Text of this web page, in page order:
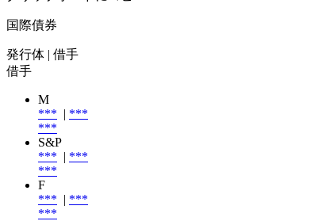
国際債券
発行体 | 借手
借手
M
*** | ***
***
S&P
*** | ***
***
F
*** | ***
***